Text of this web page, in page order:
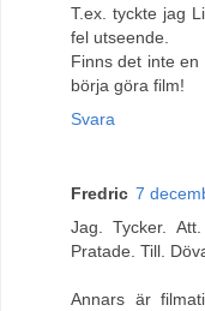
T.ex. tyckte jag
fel utseende.
Finns det inte
börja göra film!
Svara
Fredric 7
Jag. Tycker.
Pratade. Till.
Annars är